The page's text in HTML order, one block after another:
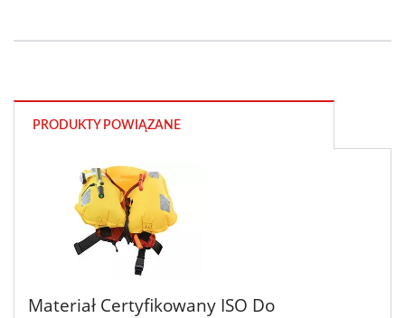
PRODUKTY POWIĄZANE
Materiał Certyfikowany ISO Do